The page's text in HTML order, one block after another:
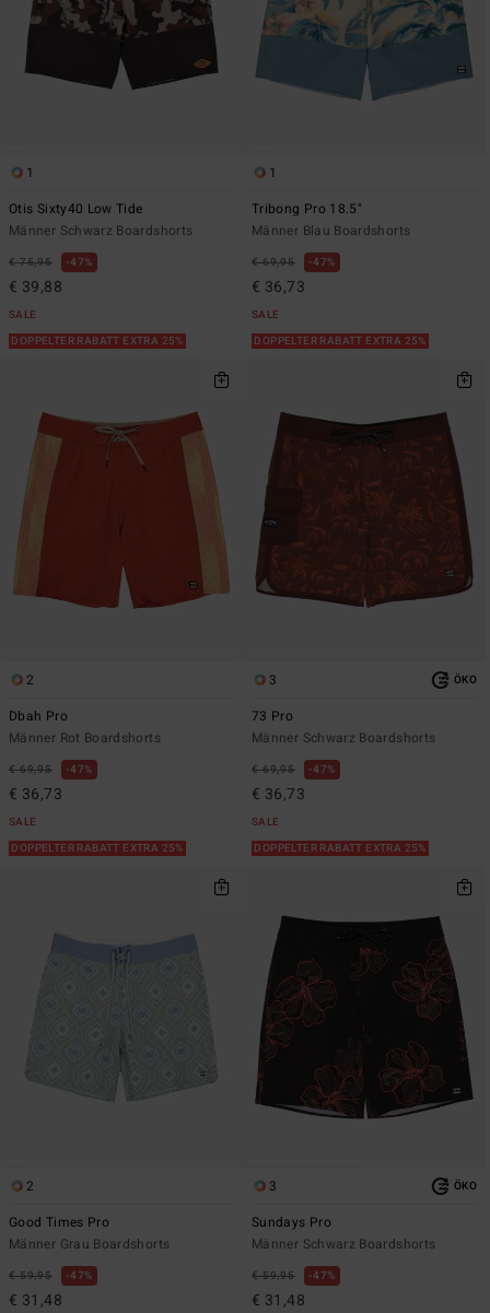
1
Otis Sixty40 Low Tide
Männer Schwarz Boardshorts
€ 75,95 47%
€ 39,88
SALE
DOPPELTER RABATT EXTRA 25%
1
Tribong Pro 18.5"
Männer Blau Boardshorts
€ 69,95 47%
€ 36,73
SALE
DOPPELTER RABATT EXTRA 25%
2
Dbah Pro
Männer Rot Boardshorts
€ 69,95 47%
€ 36,73
SALE
DOPPELTER RABATT EXTRA 25%
3 ÖKO
73 Pro
Männer Schwarz Boardshorts
€ 69,95 47%
€ 36,73
SALE
DOPPELTER RABATT EXTRA 25%
2
Good Times Pro
Männer Grau Boardshorts
€ 59,95 47%
€ 31,48
3 ÖKO
Sundays Pro
Männer Schwarz Boardshorts
€ 59,95 47%
€ 31,48